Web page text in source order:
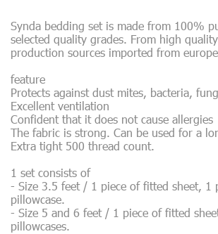
Synda bedding set is made from 100%
selected quality grades. From high
production sources imported from europe
feature
Protects against dust mites, bacteria,
Excellent ventilation
Confident that it does not cause allergies
The fabric is strong. Can be used for a
Extra tight 500 thread count.
1 set consists of
- Size 3.5 feet / 1 piece of fitted sheet, 1
pillowcase.
- Size 5 and 6 feet / 1 piece of fitted
pillowcases.